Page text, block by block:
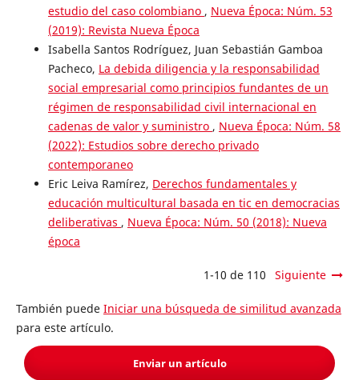
estudio del caso colombiano , Nueva Época: Núm. 53
(2019): Revista Nueva Época
Isabella Santos Rodríguez, Juan Sebastián Gamboa
Pacheco, La debida diligencia y la responsabilidad
social empresarial como principios fundantes de un
régimen de responsabilidad civil internacional en
cadenas de valor y suministro , Nueva Época: Núm. 58
(2022): Estudios sobre derecho privado
contemporaneo
Eric Leiva Ramírez, Derechos fundamentales y
educación multicultural basada en tic en democracias
deliberativas , Nueva Época: Núm. 50 (2018): Nueva
época
1-10 de 110 Siguiente
También puede Iniciar una búsqueda de similitud avanzada
para este artículo.
Enviar un artículo